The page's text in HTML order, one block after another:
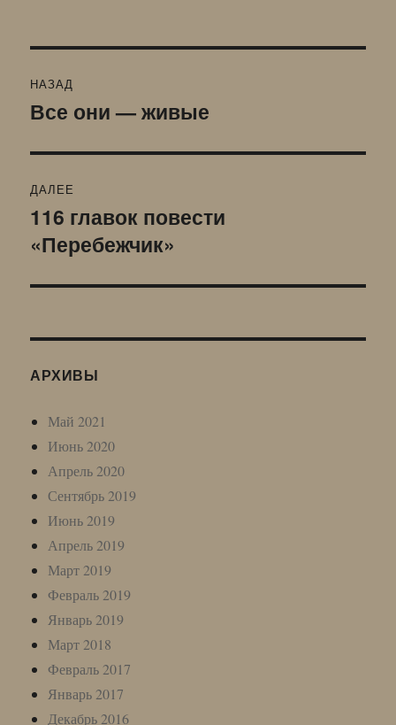
по
НАЗАД
Предыдущая
Все они — живые
ДАЛЕЕ
Следующая
запись:
116 главок повести
«Перебежчик»
АРХИВЫ
Май 2021
Июнь 2020
Апрель 2020
Сентябрь 2019
Июнь 2019
Апрель 2019
Март 2019
Февраль 2019
Январь 2019
Март 2018
Февраль 2017
Январь 2017
Декабрь 2016